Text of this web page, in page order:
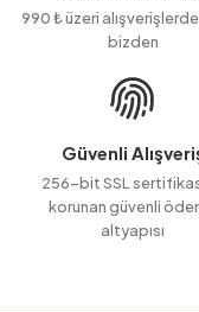
Ürün açıklamasında
Ürün bilgilerinde hatalar
Ürün fiyatı diğer
Bu ürüne benzer farklı
990 ₺ üzeri
bizden
Güvenli
256-bit SSL
korunan güvenli
altyapısı